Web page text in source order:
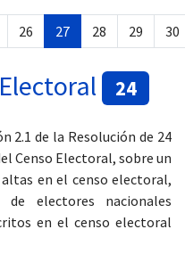
Página 27 de 34
26 27 28 29 30
24
2.1 de la Resolución de 24
Censo Electoral, sobre un
en el censo electoral,
electores nacionales
en el censo electoral